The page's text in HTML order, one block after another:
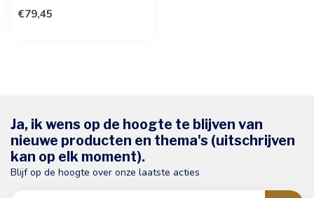
€79,45
Ja, ik wens op de hoogte te blijven van
nieuwe producten en thema's (uitschrijven
kan op elk moment).
Blijf op de hoogte over onze laatste acties